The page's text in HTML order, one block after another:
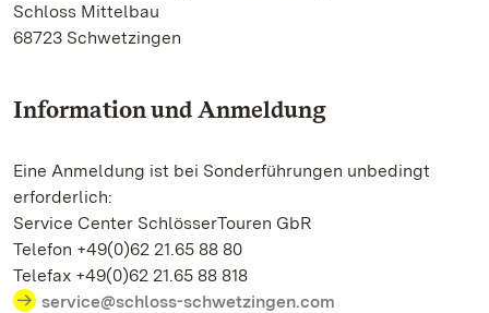
Schloss Mittelbau
68723 Schwetzingen
Information und Anmeldung
Eine Anmeldung ist bei Sonderführungen unbedingt
erforderlich:
Service Center SchlösserTouren GbR
Telefon +49(0)62 21.65 88 80
Telefax +49(0)62 21.65 88 818
service@schloss-schwetzingen.com